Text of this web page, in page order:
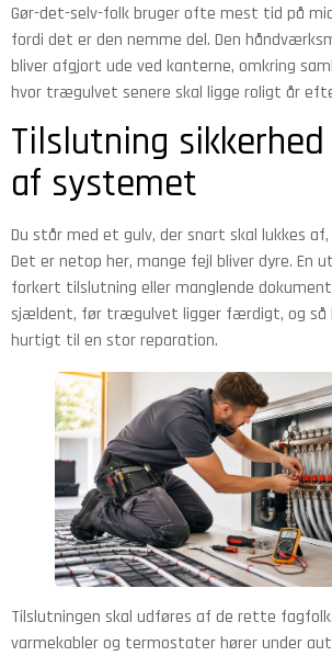
Gør-det-selv-folk bruger ofte mest tid på
fordi det er den nemme del. Den
bliver afgjort ude ved kanterne, omkring
hvor trægulvet senere skal ligge roligt år
Tilslutning
af systemet
Du står med et gulv, der snart skal lukkes
Det er netop her, mange fejl bliver dyre. En
forkert tilslutning eller manglende
sjældent, før trægulvet ligger færdigt, og så
hurtigt til en stor reparation.
Tilslutningen skal udføres af de rette
varmekabler og termostater hører under